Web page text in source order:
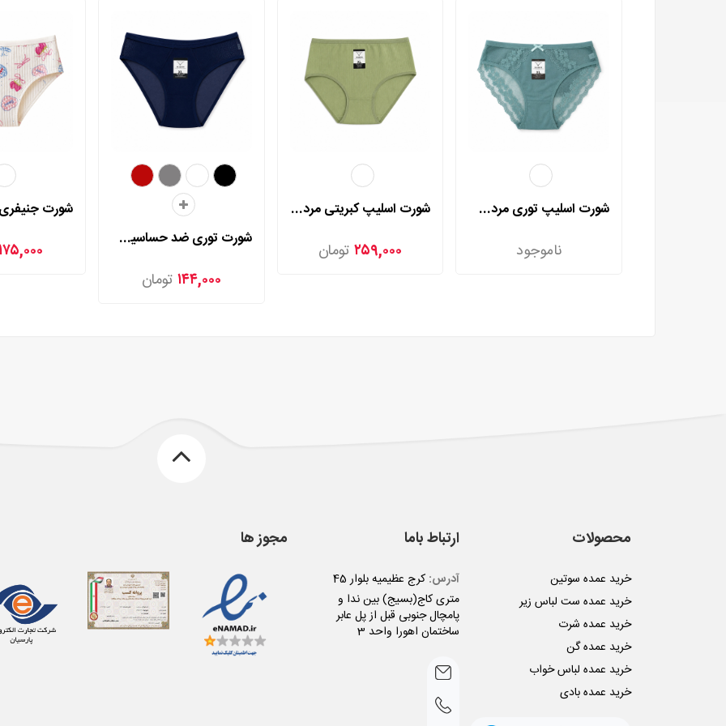
شورت اسلیپ توری مردی مدل 2002
ناموجود
شورت اسلیپ کبریتی مردی مدل 2025
۲۵۹,۰۰۰تومان
شورت توری ضد حساسیت مردی مدل 2006
۱۴۴,۰۰۰تومان
محصولات
خرید عمده سوتین
خرید عمده ست لباس زیر
خرید عمده شرت
خرید عمده گن
خرید عمده لباس خواب
خرید عمده بادی
ارتباط باما
آدرس:
کرج عظیمیه بلوار 45
متری کاج(بسیج) بین ندا و
پامچال جنوبی قبل از پل عابر
ساختمان اهورا واحد 3
مجوز ها